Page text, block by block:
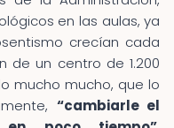
en las aulas, ya
crecían cada
de un centro de 1.200
mucho mucho, que lo
“cambiarle el